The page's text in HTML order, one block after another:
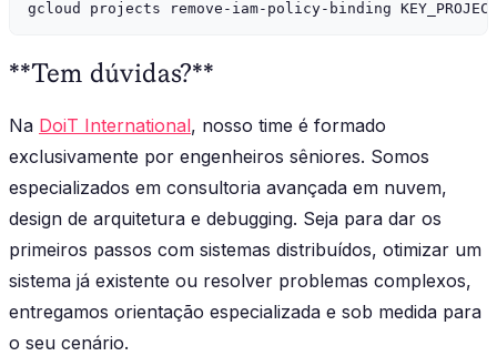
**Tem dúvidas?**
Na DoiT International, nosso time é formado
exclusivamente por engenheiros sêniores. Somos
especializados em consultoria avançada em nuvem,
design de arquitetura e debugging. Seja para dar os
primeiros passos com sistemas distribuídos, otimizar um
sistema já existente ou resolver problemas complexos,
entregamos orientação especializada e sob medida para
o seu cenário.